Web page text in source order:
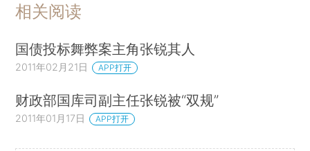
相关阅读
国债投标舞弊案主角张锐其人
2011年02月21日 APP打开
财政部国库司副主任张锐被“双规”
2011年01月17日 APP打开